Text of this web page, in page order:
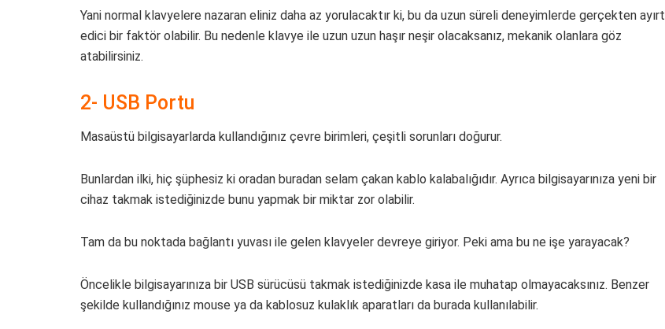
Yani normal klavyelere nazaran eliniz daha az yorulacaktır ki, bu da uzun süreli deneyimlerde gerçekten ayırt
edici bir faktör olabilir. Bu nedenle klavye ile uzun uzun haşır neşir olacaksanız, mekanik olanlara göz
atabilirsiniz.
2- USB Portu
Masaüstü bilgisayarlarda kullandığınız çevre birimleri, çeşitli sorunları doğurur.
Bunlardan ilki, hiç şüphesiz ki oradan buradan selam çakan kablo kalabalığıdır. Ayrıca bilgisayarınıza yeni bir
cihaz takmak istediğinizde bunu yapmak bir miktar zor olabilir.
Tam da bu noktada bağlantı yuvası ile gelen klavyeler devreye giriyor. Peki ama bu ne işe yarayacak?
Öncelikle bilgisayarınıza bir USB sürücüsü takmak istediğinizde kasa ile muhatap olmayacaksınız. Benzer
şekilde kullandığınız mouse ya da kablosuz kulaklık aparatları da burada kullanılabilir.